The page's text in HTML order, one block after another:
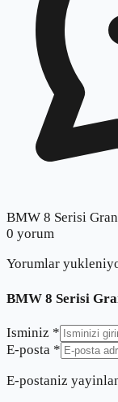
BMW 8 Serisi
0 yorum
Yorumlar
BMW 8 Serisi
Isminiz *
E-posta *
E-postaniz